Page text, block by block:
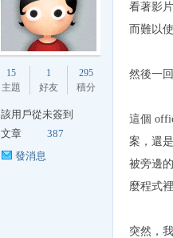
15
主題
1
好友
295
積分
該用戶從未簽到
文章
387
發消息
看著影
而難以
然後一
這個
案，還
被旁邊
麼程式
突然，